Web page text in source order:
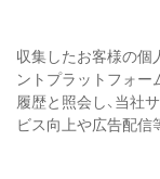
収集したお客様の個
ントプラットフォー
履歴と照会し、当社
ビス向上や広告配信